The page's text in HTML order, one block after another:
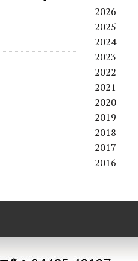
2026
2025
2024
2023
2022
2021
2020
2019
2018
2017
2016